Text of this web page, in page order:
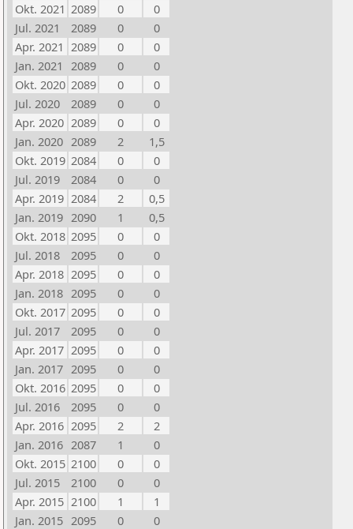
Okt. 2021 2089 0
0
Jul. 2021
2089 0
0
Apr. 2021 2089 0
0
Jan. 2021 2089 0
0
Okt. 2020 2089 0
0
Jul. 2020
2089 0
0
Apr. 2020 2089 0
0
Jan. 2020 2089 2
1,5
Okt. 2019 2084 0
0
Jul. 2019
2084 0
0
Apr. 2019 2084 2
0,5
Jan. 2019 2090 1
0,5
Okt. 2018 2095 0
0
Jul. 2018
2095 0
0
Apr. 2018 2095 0
0
Jan. 2018 2095 0
0
Okt. 2017 2095 0
0
Jul. 2017
2095 0
0
Apr. 2017 2095 0
0
Jan. 2017 2095 0
0
Okt. 2016 2095 0
0
Jul. 2016
2095 0
0
Apr. 2016 2095 2
2
Jan. 2016 2087 1
0
Okt. 2015 2100 0
0
Jul. 2015
2100 0
0
Apr. 2015 2100 1
1
Jan. 2015 2095 0
0